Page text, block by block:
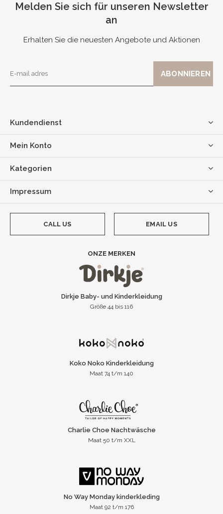
Melden Sie sich für unseren Newsletter
an
Erhalten Sie die neuesten Angebote und Aktionen
Kundendienst
Mein Konto
Kategorien
Impressum
CALL US EMAIL US
ONZE MERKEN
Dirkje Baby- und Kinderkleidung
Größe 44 bis 116
Koko Noko Kinderkleidung
Maat 74 t/m 140
Charlie Choe Nachtwäsche
Maat 50 t/m XXL
No Way Monday kinderkleding
Maat 92 t/m 176